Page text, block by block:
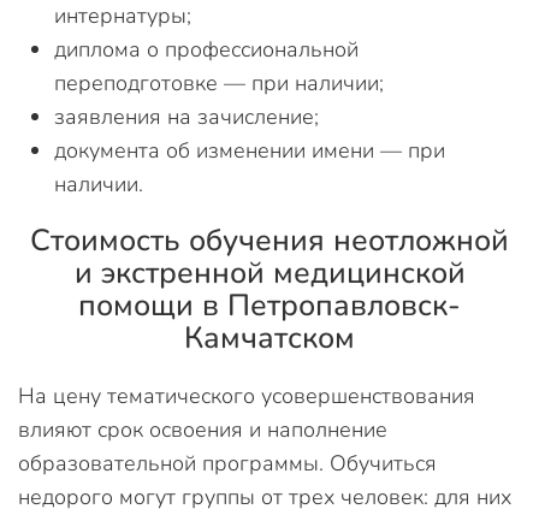
интернатуры;
диплома о профессиональной
переподготовке — при наличии;
заявления на зачисление;
документа об изменении имени — при
наличии.
Стоимость обучения неотложной
и экстренной медицинской
помощи в Петропавловск-
Камчатском
На цену тематического усовершенствования
влияют срок освоения и наполнение
образовательной программы. Обучиться
недорого могут группы от трех человек: для них